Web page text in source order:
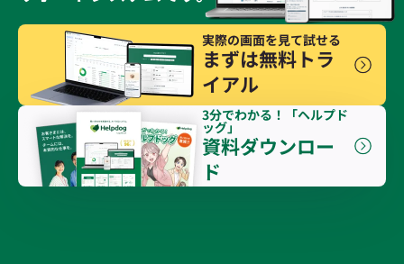
実際の画面を見て試せる
まずは無料トラ
イアル
3分でわかる！「ヘルプド
ッグ」
資料ダウンロー
ド